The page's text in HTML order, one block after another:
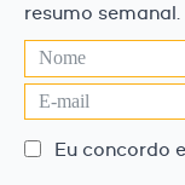
resumo semanal.
Eu concordo